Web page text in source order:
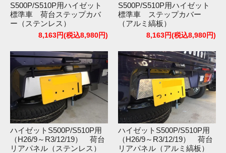
S500P/S510P用ハイゼット
標準車 荷台ステップカバ
ー（ステンレス）
8,163円(税込8,980円)
S500P/S510P用ハイゼット
標準車 ステップカバー
（アルミ縞板）
8,163円(税込8,980円)
ハイゼットS500P/S510P用
（H26/9～R3/12/19） 荷台
リアパネル（ステンレス）
ハイゼットS500P/S510P用
（H26/9～R3/12/19） 荷台
リアパネル（アルミ縞板）